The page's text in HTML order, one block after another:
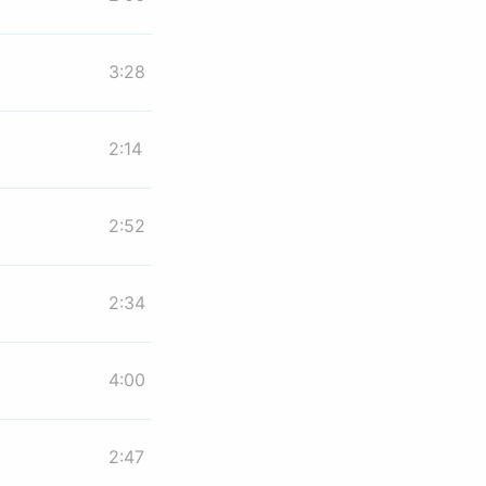
3:28
2:14
2:52
2:34
4:00
2:47